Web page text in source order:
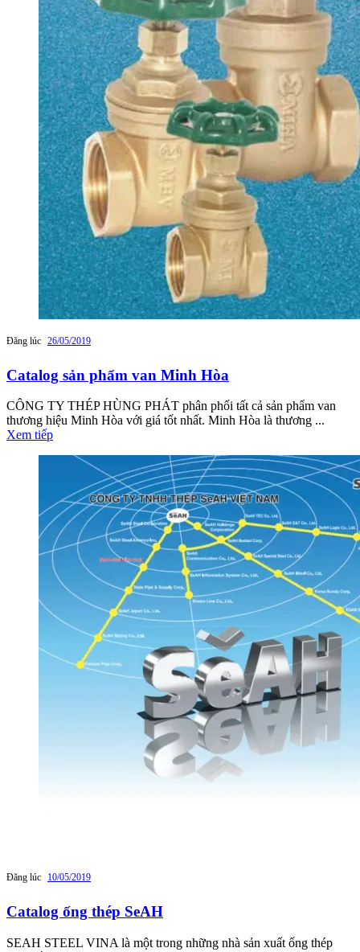
Đăng lúc 26/05/2019
Catalog sản phẩm van Minh Hòa
CÔNG TY THÉP HÙNG PHÁT phân phối tất cả sản phẩm van
thương hiệu Minh Hòa với giá tốt nhất. Minh Hòa là thương ...
Xem tiếp
Đăng lúc 10/05/2019
Catalog ống thép SeAH
SEAH STEEL VINA là một trong những nhà sản xuất ống thép